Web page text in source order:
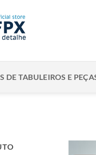
DE TABULEIROS E